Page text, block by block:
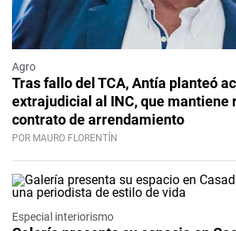
Agro
Tras fallo del TCA, Antía planteó
extrajudicial al INC, que mantiene
contrato de arrendamiento
POR MAURO FLORENTÍN
Especial interiorismo